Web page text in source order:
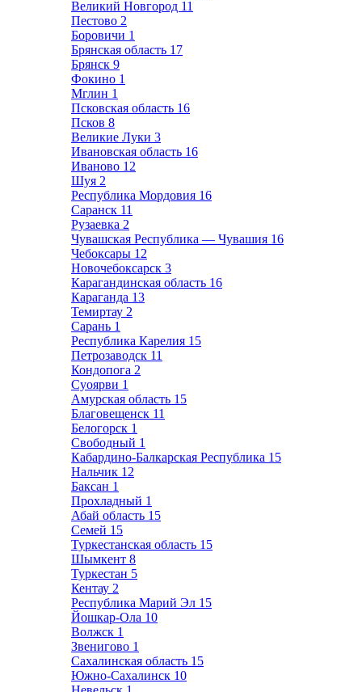
Великий Новгород 11
Пестово 2
Боровичи 1
Брянская область 17
Брянск 9
Фокино 1
Мглин 1
Псковская область 16
Псков 8
Великие Луки 3
Ивановская область 16
Иваново 12
Шуя 2
Республика Мордовия 16
Саранск 11
Рузаевка 2
Чувашская Республика — Чувашия 16
Чебоксары 12
Новочебоксарск 3
Карагандинская область 16
Караганда 13
Темиртау 2
Сарань 1
Республика Карелия 15
Петрозаводск 11
Кондопога 2
Суоярви 1
Амурская область 15
Благовещенск 11
Белогорск 1
Свободный 1
Кабардино-Балкарская Республика 15
Нальчик 12
Баксан 1
Прохладный 1
Абай область 15
Семей 15
Туркестанская область 15
Шымкент 8
Туркестан 5
Кентау 2
Республика Марий Эл 15
Йошкар-Ола 10
Волжск 1
Звенигово 1
Сахалинская область 15
Южно-Сахалинск 10